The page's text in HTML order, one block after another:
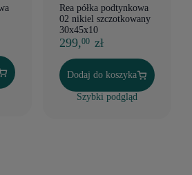
Rea półka podtynkowa
02 nikiel szczotkowany
30x45x10
299,00 zł
Dodaj do koszyka
Szybki podgląd